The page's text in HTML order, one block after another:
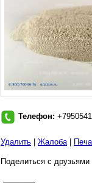
Телефон:
Удалить Жалоба|
Поделиться с